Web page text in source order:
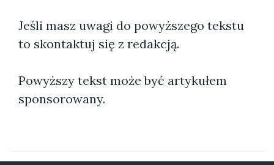
Jeśli masz uwagi do powyższego tekstu
to skontaktuj się z redakcją.
Powyższy tekst może być artykułem
sponsorowany.